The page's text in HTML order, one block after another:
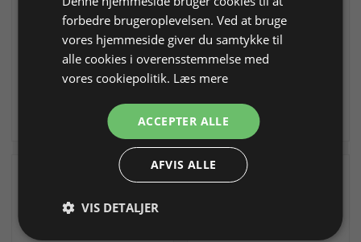
Passer til Little Torch varenr.
Varenr. 231564 På lager
Læg i kurv
Passer til Little Torch varenr.
235161
Varenr. 231565
Info
forbedre brugeroplevelsen. Ved at bruge
vores hjemmeside giver du samtykke til
alle cookies i overensstemmelse med
vores cookiepolitik. Læs mere
ACCEPTER ALLE
AFVIS ALLE
VIS DETALJER